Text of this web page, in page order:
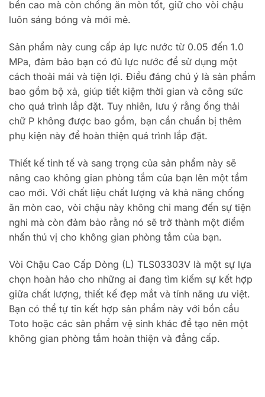
bền cao mà còn chống ăn mòn tốt, giữ cho vòi chậu
luôn sáng bóng và mới mẻ.
Sản phẩm này cung cấp áp lực nước từ 0.05 đến 1.0
MPa, đảm bảo bạn có đủ lực nước để sử dụng một
cách thoải mái và tiện lợi. Điều đáng chú ý là sản phẩm
bao gồm bộ xả, giúp tiết kiệm thời gian và công sức
cho quá trình lắp đặt. Tuy nhiên, lưu ý rằng ống thải
chữ P không được bao gồm, bạn cần chuẩn bị thêm
phụ kiện này để hoàn thiện quá trình lắp đặt.
Thiết kế tinh tế và sang trọng của sản phẩm này sẽ
nâng cao không gian phòng tắm của bạn lên một tầm
cao mới. Với chất liệu chất lượng và khả năng chống
ăn mòn cao, vòi chậu này không chỉ mang đến sự tiện
nghi mà còn đảm bảo rằng nó sẽ trở thành một điểm
nhấn thú vị cho không gian phòng tắm của bạn.
Vòi Chậu Cao Cấp Dòng (L) TLS03303V là một sự lựa
chọn hoàn hảo cho những ai đang tìm kiếm sự kết hợp
giữa chất lượng, thiết kế đẹp mắt và tính năng ưu việt.
Bạn có thể tự tin kết hợp sản phẩm này với bồn cầu
Toto hoặc các sản phẩm vệ sinh khác để tạo nên một
không gian phòng tắm hoàn thiện và đẳng cấp.